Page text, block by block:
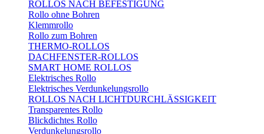
ROLLOS NACH BEFESTIGUNG
Rollo ohne Bohren
Klemmrollo
Rollo zum Bohren
THERMO-ROLLOS
DACHFENSTER-ROLLOS
SMART HOME ROLLOS
Elektrisches Rollo
Elektrisches Verdunkelungsrollo
ROLLOS NACH LICHTDURCHLÄSSIGKEIT
Transparentes Rollo
Blickdichtes Rollo
Verdunkelungsrollo